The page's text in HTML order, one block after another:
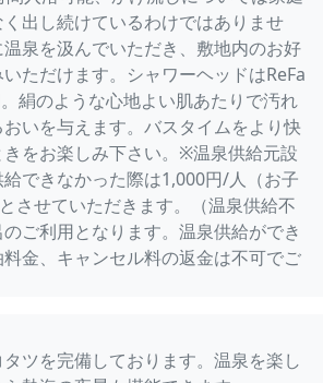
出し続けているわけではありませ
泉を汲んでいただき、敷地内のお好
ただけます。シャワーヘッドはReFa
絹のような心地よい肌あたりで汚れ
いを与えます。バスタイムをより快
をお楽しみ下さい。※温泉供給元設
できなかった際は1,000円/人（お子
させていただきます。（温泉供給不
ご利用となります。温泉供給ができ
金、キャンセル料の返金は不可でご
ツを完備しております。温泉を楽し